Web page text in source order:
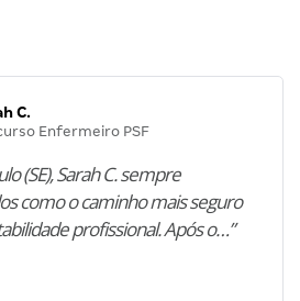
C.
Enfermeiro PSF
(SE), Sarah C. sempre
como o caminho mais seguro
profissional. Após o…”